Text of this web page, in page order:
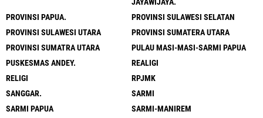
PROVINSI PAPUA.
PROVINSI SULAWESI SELATAN
PROVINSI SULAWESI UTARA
PROVINSI SUMATERA UTARA
PROVINSI SUMATRA UTARA
PULAU MASI-MASI-SARMI PAPUA
PUSKESMAS ANDEY.
REALIGI
RELIGI
RPJMK
SANGGAR.
SARMI
SARMI PAPUA
SARMI-MANIREM